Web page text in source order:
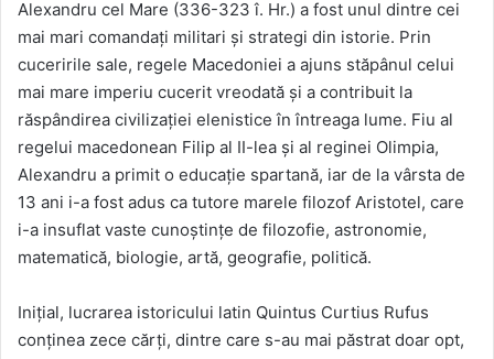
Alexandru cel Mare (336-323 î. Hr.) a fost unul dintre cei
mai mari comandați militari și strategi din istorie. Prin
cuceririle sale, regele Macedoniei a ajuns stăpânul celui
mai mare imperiu cucerit vreodată și a contribuit la
răspândirea civilizației elenistice în întreaga lume. Fiu al
regelui macedonean Filip al II-lea și al reginei Olimpia,
Alexandru a primit o educație spartană, iar de la vârsta de
13 ani i-a fost adus ca tutore marele filozof Aristotel, care
i-a insuflat vaste cunoștințe de filozofie, astronomie,
matematică, biologie, artă, geografie, politică.
Inițial, lucrarea istoricului latin Quintus Curtius Rufus
conținea zece cărți, dintre care s-au mai păstrat doar opt,